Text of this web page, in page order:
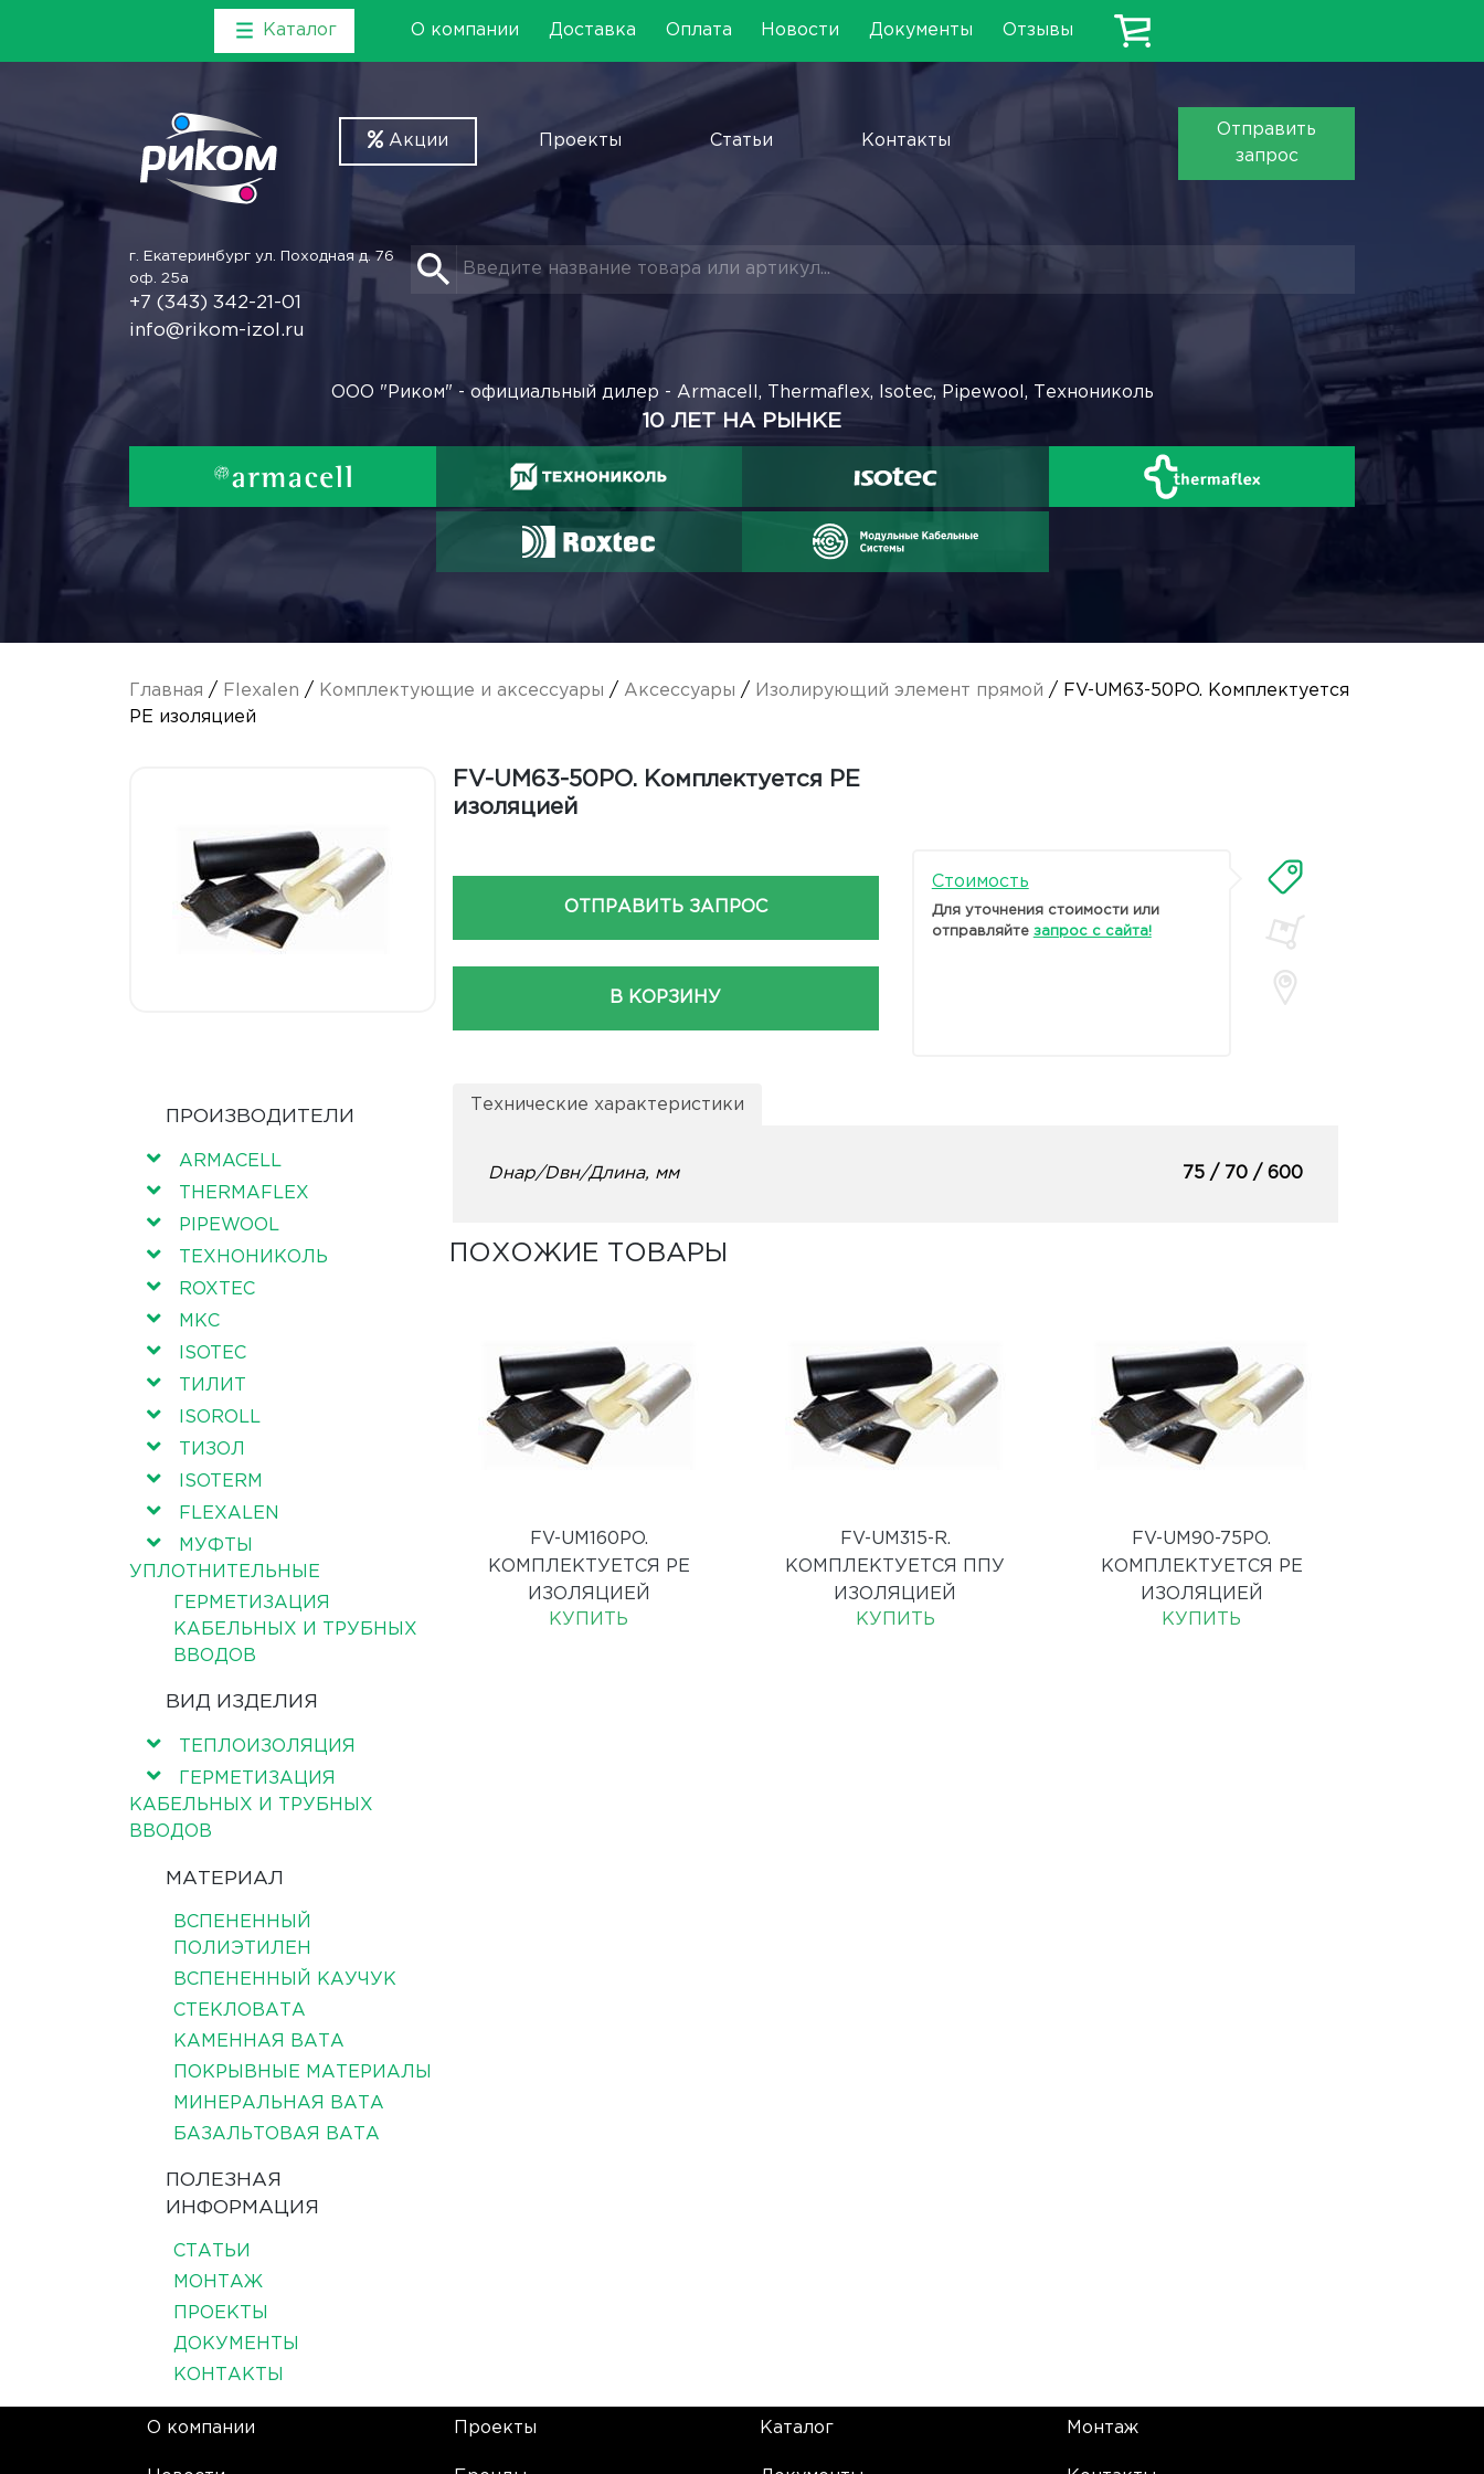
Каталог О компании Доставка Оплата Новости Документы Отзывы
Акции Проекты Статьи Контакты
Отправить
запрос
г. Екатеринбург ул. Походная д. 76
оф. 25а
+7 (343) 342-21-01
info@rikom-izol.ru
ООО "Риком" - официальный дилер - Armacell, Thermaflex, Isotec, Pipewool, Технониколь
10 ЛЕТ НА РЫНКЕ
Главная / Flexalen / Комплектующие и аксессуары / Аксессуары / Изолирующий элемент прямой / FV-UM63-50PO. Комплектуется
PE изоляцией
FV-UM63-50PO. Комплектуется PE
изоляцией
ОТПРАВИТЬ ЗАПРОС
В КОРЗИНУ
Стоимость
Для уточнения стоимости или
отправляйте запрос с сайта!
ПРОИЗВОДИТЕЛИ
ARMACELL
THERMAFLEX
PIPEWOOL
ТЕХНОНИКОЛЬ
ROXTEC
МКС
ISOTEC
ТИЛИТ
ISOROLL
ТИЗОЛ
ISOTERM
FLEXALEN
МУФТЫ
УПЛОТНИТЕЛЬНЫЕ
ГЕРМЕТИЗАЦИЯ
КАБЕЛЬНЫХ И ТРУБНЫХ
ВВОДОВ
ВИД ИЗДЕЛИЯ
ТЕПЛОИЗОЛЯЦИЯ
ГЕРМЕТИЗАЦИЯ
КАБЕЛЬНЫХ И ТРУБНЫХ
ВВОДОВ
МАТЕРИАЛ
ВСПЕНЕННЫЙ
ПОЛИЭТИЛЕН
ВСПЕНЕННЫЙ КАУЧУК
СТЕКЛОВАТА
КАМЕННАЯ ВАТА
ПОКРЫВНЫЕ МАТЕРИАЛЫ
МИНЕРАЛЬНАЯ ВАТА
БАЗАЛЬТОВАЯ ВАТА
ПОЛЕЗНАЯ
ИНФОРМАЦИЯ
СТАТЬИ
МОНТАЖ
ПРОЕКТЫ
ДОКУМЕНТЫ
КОНТАКТЫ
Технические характеристики
Dнар/Dвн/Длина, мм 75 / 70 / 600
ПОХОЖИЕ ТОВАРЫ
FV-UM160PO.
КОМПЛЕКТУЕТСЯ PE
ИЗОЛЯЦИЕЙ
КУПИТЬ
FV-UM315-R.
КОМПЛЕКТУЕТСЯ ППУ
ИЗОЛЯЦИЕЙ
КУПИТЬ
FV-UM90-75PO.
КОМПЛЕКТУЕТСЯ PE
ИЗОЛЯЦИЕЙ
КУПИТЬ
О компании Проекты Каталог Монтаж